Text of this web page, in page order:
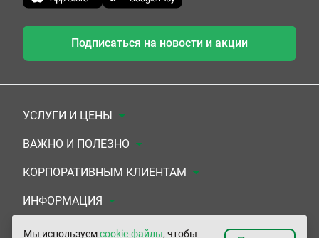
Подписаться на новости и акции
УСЛУГИ И ЦЕНЫ
Анализы
Комплексы
УЗИ
ЭКГ/Холтер/СМАД
ВАЖНО И ПОЛЕЗНО
Документы для заключения договора
Система скидок
Подарочные сертификаты
КОРПОРАТИВНЫМ КЛИЕНТАМ
Медицинским организациям
Прочим организациям
ИНФОРМАЦИЯ
О Компании
Мы используемcookie-файлы, чтобы